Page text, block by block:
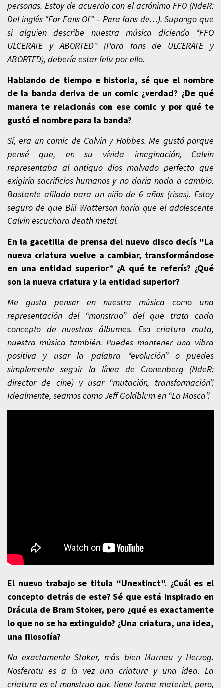
personas. Estoy de acuerdo con el acrónimo FFO (NdeR:
Del inglés “For Fans Of” – Para fans de…). Supongo que
si alguien describe nuestra música diciendo “FFO
ULCERATE y ABORTED” (Para fans de ULCERATE y
ABORTED), debería estar feliz por ello.
Hablando de tiempo e historia, sé que el nombre
de la banda deriva de un comic ¿verdad? ¿De qué
manera te relacionás con ese comic y por qué te
gustó el nombre para la banda?
Sí, era un comic de Calvin y Hobbes. Me gustó porque
pensé que, en su vívida imaginación, Calvin
representaba al antiguo dios malvado perfecto que
exigiría sacrificios humanos y no daría nada a cambio.
Bastante afilado para un niño de 6 años (risas). Estoy
seguro de que Bill Watterson haría que el adolescente
Calvin escuchara death metal.
En la gacetilla de prensa del nuevo disco decís “La
nueva criatura vuelve a cambiar, transformándose
en una entidad superior” ¿A qué te referís? ¿Qué
son la nueva criatura y la entidad superior?
Me gusta pensar en nuestra música como una
representación del “monstruo” del que trata cada
concepto de nuestros álbumes. Esa criatura muta,
nuestra música también. Puedes mantener una vibra
positiva y usar la palabra “evolución” o puedes
simplemente seguir la línea de Cronenberg (NdeR:
director de cine) y usar “mutación, transformación”.
Idealmente, seamos como Jeff Goldblum en “La Mosca”.
El nuevo trabajo se titula “Unextinct”. ¿Cuál es el
concepto detrás de este? Sé que está inspirado en
Drácula de Bram Stoker, pero ¿qué es exactamente
lo que no se ha extinguido? ¿Una criatura, una idea,
una filosofía?
No exactamente Stoker, más bien Murnau y Herzog.
Nosferatu es a la vez una criatura y una idea. La
criatura es el monstruo que tiene forma material, pero,